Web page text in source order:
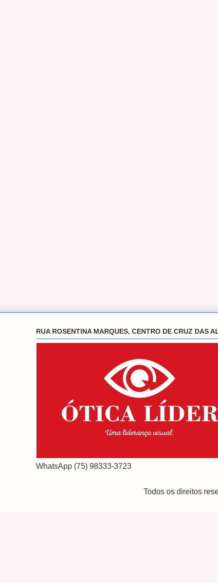
RUA ROSENTINA MARQUES, CENTRO DE CRUZ DAS
WhatsApp (75) 98333-3723
Todos os direitos